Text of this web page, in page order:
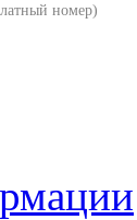
номер)